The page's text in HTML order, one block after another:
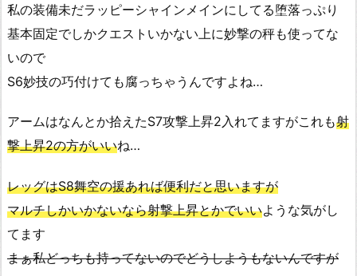
私の装備未だラッピーシャインメインにしてる堕落っぷり
基本固定でしかクエストいかない上に妙撃の秤も使ってな
いので
S6妙技の巧付けても腐っちゃうんですよね…
アームはなんとか拾えたS7攻撃上昇2入れてますがこれも射
撃上昇2の方がいいね…
レッグはS8舞空の援あれば便利だと思いますが
マルチしかいかないなら射撃上昇とかでいいような気がし
てます
まぁ私どっちも持ってないのでどうしようもないんですが